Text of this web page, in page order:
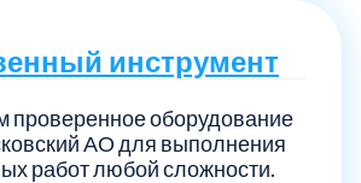
инструмент
проверенное оборудование
АО для выполнения
работ любой сложности.